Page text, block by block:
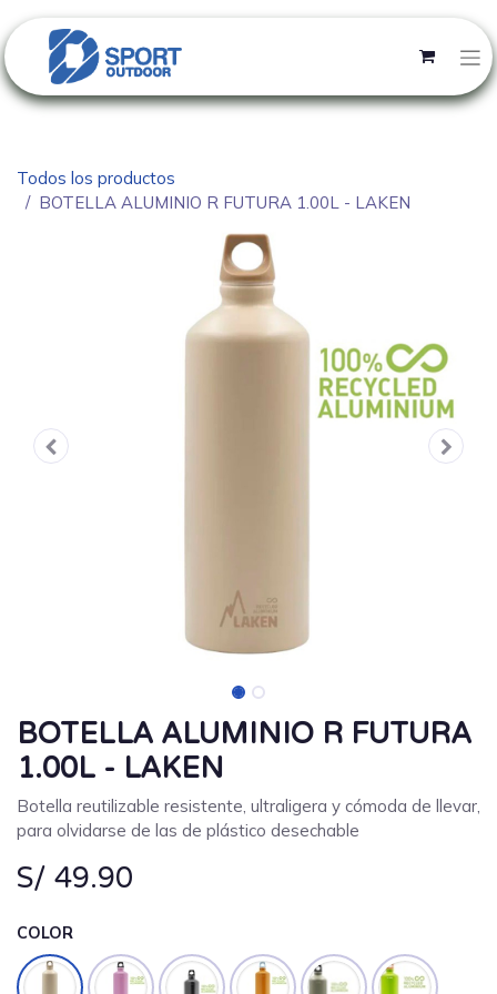
Todos los productos
BOTELLA ALUMINIO R FUTURA 1.00L - LAKEN
BOTELLA ALUMINIO R FUTURA
1.00L - LAKEN
Botella reutilizable resistente, ultraligera y cómoda de llevar,
para olvidarse de las de plástico desechable
S/ 49.90
COLOR